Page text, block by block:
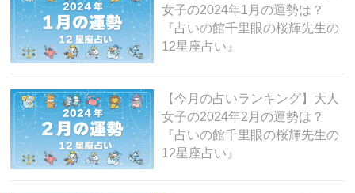
女子の2024年1月の運勢は？
『占いの館千里眼の桜輝先生の
12星座占い』
【今月の占いランキング】大人
女子の2024年2月の運勢は？
『占いの館千里眼の桜輝先生の
12星座占い』